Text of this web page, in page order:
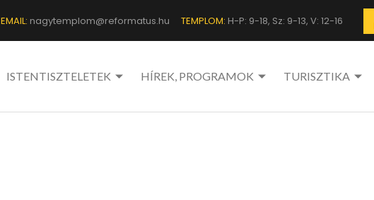
EMAIL: nagytemplom@reformatus.hu TEMPLOM: H-P: 9-18, Sz: 9-13, V: 12-16
ISTENTISZTELETEK HÍREK, PROGRAMOK TURISZTIKA